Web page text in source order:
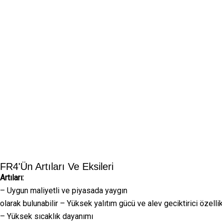
FR4'ün Artıları Ve Eksileri
Artıları:
– Uygun maliyetli ve piyasada yaygın
olarak bulunabilir – Yüksek yalıtım gücü ve alev geciktirici
– Yüksek sıcaklık dayanımı